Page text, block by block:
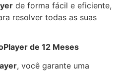
de forma fácil e eficiente,
resolver todas as suas
de 12 Meses
, você garante uma